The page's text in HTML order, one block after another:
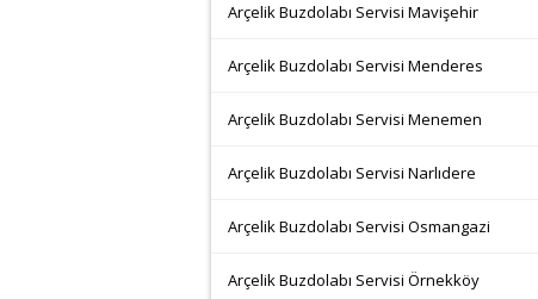
Arçelik Buzdolabı Servisi Mavişehir
Arçelik Buzdolabı Servisi Menderes
Arçelik Buzdolabı Servisi Menemen
Arçelik Buzdolabı Servisi Narlıdere
Arçelik Buzdolabı Servisi Osmangazi
Arçelik Buzdolabı Servisi Örnekköy